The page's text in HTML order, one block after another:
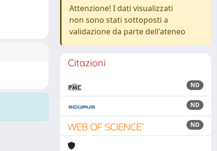
Attenzione! I dati visualizzati
non sono stati sottoposti a
validazione da parte dell'ateneo
Citazioni
ND
ND
ND